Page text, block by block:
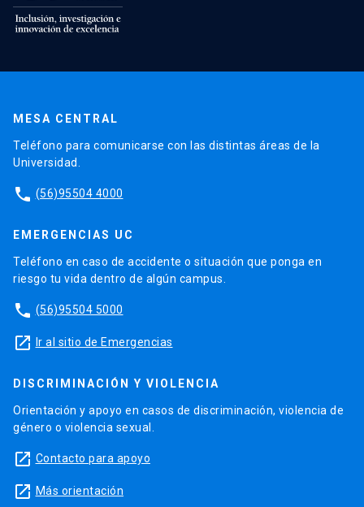
MESA CENTRAL
Teléfono para comunicarse con las distintas áreas de la
Universidad.
phone (56)95504 4000
EMERGENCIAS UC
Teléfono en caso de accidente o situación que ponga en
riesgo tu vida dentro de algún campus.
phone (56)95504 5000
launch Ir al sitio de Emergencias
DISCRIMINACIÓN Y VIOLENCIA
Orientación y apoyo en casos de discriminación, violencia de
género o violencia sexual.
launch Contacto para apoyo
launch Más orientación